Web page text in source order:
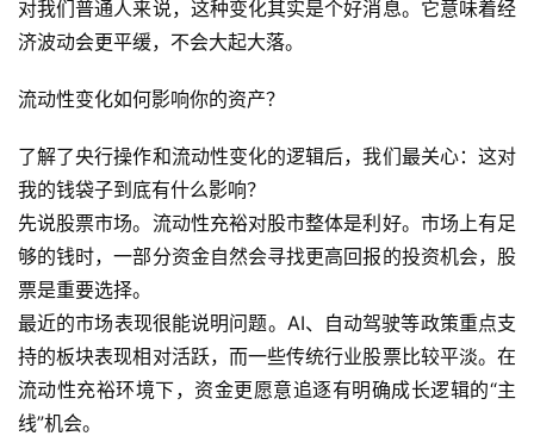
录
经
教
程
软
件
应
用
服
务
登录 注册
对我们普通人来说，这种变化其实是个好消息。它意味着经
济波动会更平缓，不会大起大落。
流动性变化如何影响你的资产？
了解了央行操作和流动性变化的逻辑后，我们最关心：这对
我的钱袋子到底有什么影响？
先说股票市场。流动性充裕对股市整体是利好。市场上有足
够的钱时，一部分资金自然会寻找更高回报的投资机会，股
票是重要选择。
最近的市场表现很能说明问题。AI、自动驾驶等政策重点支
持的板块表现相对活跃，而一些传统行业股票比较平淡。在
流动性充裕环境下，资金更愿意追逐有明确成长逻辑的“主
线”机会。